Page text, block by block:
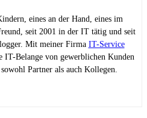
eines an der Hand, eines im
seit 2001 in der IT tätig und seit
Mit meiner Firma IT-Service
Belange von gewerblichen Kunden
Partner als auch Kollegen.